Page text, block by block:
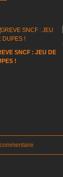
SNCF : JEU DE
!